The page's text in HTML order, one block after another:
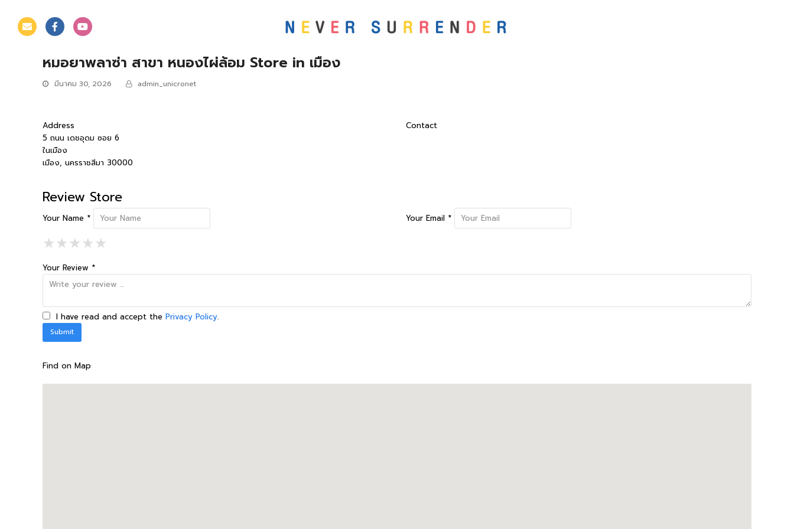
หมอยาพลาซ่า สาขา หนองไผ่ล้อม Store in เมือง
มีนาคม 30, 2026 admin_unicronet
Address
5 ถนน เดชอุดม ซอย 6
ในเมือง
เมือง, นครราชสีมา 30000
Contact
Review Store
Your Name * Your Email *
★1 Star
★★2 Stars
★★★3 Stars
★★★★4 Stars
★★★★★5 Stars
Your Review *
I have read and accept the Privacy Policy.
Find on Map